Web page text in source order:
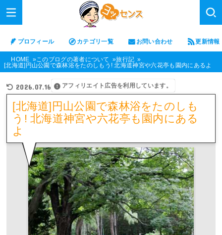
プロフィール カテゴリ一覧 お問い合わせ 更新情報
HOME このブログの著者について
旅行記
[北海道]円山公園で森林浴をたのしもう! 北海道神宮や六花亭も園内にあるよ
2026.07.16 アフィリエイト広告を利用しています。
[北海道]円山公園で森林浴をたのしも
う! 北海道神宮や六花亭も園内にある
よ